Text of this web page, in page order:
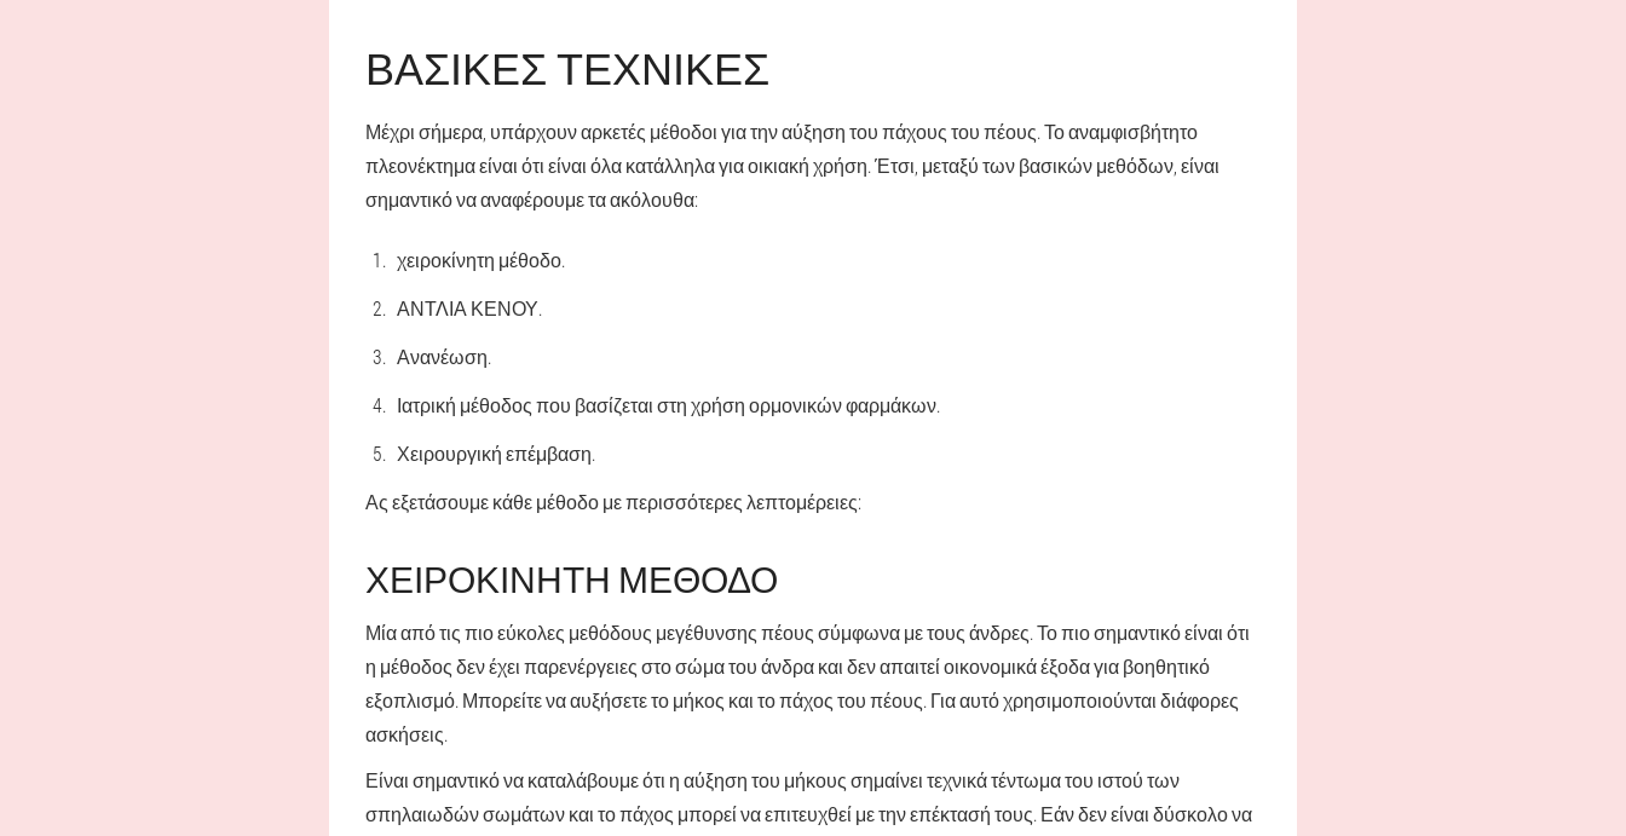
ΒΑΣΙΚΈΣ ΤΕΧΝΙΚΈΣ
Μέχρι σήμερα, υπάρχουν αρκετές μέθοδοι για την αύξηση του πάχους του πέους. Το αναμφισβήτητο
πλεονέκτημα είναι ότι είναι όλα κατάλληλα για οικιακή χρήση. Έτσι, μεταξύ των βασικών μεθόδων, είναι
σημαντικό να αναφέρουμε τα ακόλουθα:
χειροκίνητη μέθοδο.
ΑΝΤΛΙΑ ΚΕΝΟΥ.
Ανανέωση.
Ιατρική μέθοδος που βασίζεται στη χρήση ορμονικών φαρμάκων.
Χειρουργική επέμβαση.
Ας εξετάσουμε κάθε μέθοδο με περισσότερες λεπτομέρειες:
ΧΕΙΡΟΚΊΝΗΤΗ ΜΈΘΟΔΟ
Μία από τις πιο εύκολες μεθόδους μεγέθυνσης πέους σύμφωνα με τους άνδρες. Το πιο σημαντικό είναι ότι
η μέθοδος δεν έχει παρενέργειες στο σώμα του άνδρα και δεν απαιτεί οικονομικά έξοδα για βοηθητικό
εξοπλισμό. Μπορείτε να αυξήσετε το μήκος και το πάχος του πέους. Για αυτό χρησιμοποιούνται διάφορες
ασκήσεις.
Είναι σημαντικό να καταλάβουμε ότι η αύξηση του μήκους σημαίνει τεχνικά τέντωμα του ιστού των
σπηλαιωδών σωμάτων και το πάχος μπορεί να επιτευχθεί με την επέκτασή τους. Εάν δεν είναι δύσκολο να